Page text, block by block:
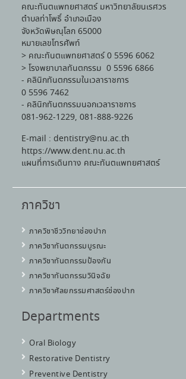
คณะทันตแพทยศาสตร์ มหาวิทยาลัยนเรศวร
ตำบลท่าโพธิ์ อำเภอเมือง
จังหวัดพิษณุโลก 65000
หมายเลขโทรศัพท์
> คณะทันตแพทยศาสตร์ 0 5596 6062
> โรงพยาบาลทันตกรรม 0 5596 6866
- คลินิกทันตกรรมในเวลาราชการ
0 5596 7462
- คลินิกทันตกรรมนอกเวลาราชการ
081-962-1229, 081-888-9226
E-mail : dentistry@nu.ac.th
https://www.dent.nu.ac.th
แผนที่การเดินทาง คณะทันตแพทยศาสตร์
ภาควิชา
ภาควิชาชีววิทยาช่องปาก
ภาควิชาทันตกรรมบูรณะ
ภาควิชาทันตกรรมป้องกัน
ภาควิชาทันตกรรมวินิจฉัย
ภาควิชาศัลยกรรมศาสตร์ช่องปาก
Departments
Oral Biology
Restorative Dentistry
Preventive Dentistry